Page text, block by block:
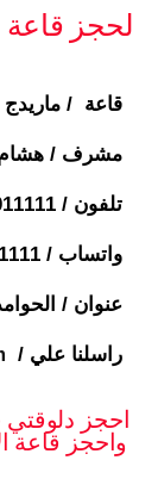
لحجز قاعة
قاعة / ماريدج
مشرف /
تلفون /
واتساب / ⁦+2010000011111
عنوان /
راسلنا علي /
احجز
واحجز قاعة